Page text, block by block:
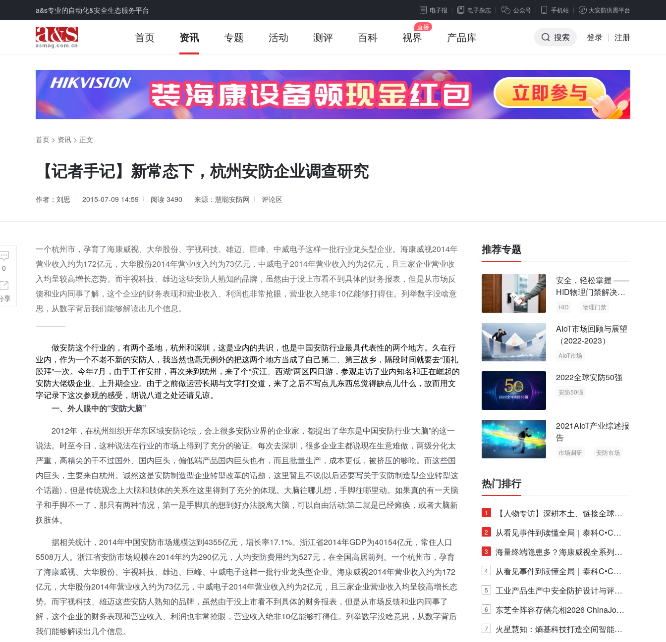
a&s专业的自动化&安全生态服务平台 电子报 电子杂志 公众号 手机站 大安防供需平台
首页 资讯 专题 活动 测评 百科 视界 产品库 搜索 登录 | 注册
首页 > 资讯 > 正文
【记者手记】新常态下，杭州安防企业调查研究
作者：刘思 2015-07-09 14:59 阅读 3490 来源：慧聪安防网 评论区
一个杭州市，孕育了海康威视、大华股份、宇视科技、雄迈、巨峰、中威电子这样一批行业龙头型企业。海康威视2014年
营业收入约为172亿元，大华股份2014年营业收入约为73亿元，中威电子2014年营业收入约为2亿元，且三家企业营业收
入均呈较高增长态势。而宇视科技、雄迈这些安防人熟知的品牌，虽然由于没上市看不到具体的财务报表，但是从市场反
馈和业内同事了解，这个企业的财务表现和营业收入、利润也非常抢眼，营业收入绝非10亿能够打得住。列举数字没啥意
思，从数字背后我们能够解读出几个信息。
做安防这个行业的，有两个圣地，杭州和深圳，这是业内的共识，也是中国安防行业最具代表性的两个地方。久在行
业内，作为一个不老不新的安防人，我当然也毫无例外的把这两个地方当成了自己第二、第三故乡，隔段时间就要去“顶礼
膜拜”一次。今年7月，由于工作安排，再次来到杭州，来了个“滨江、西湖”两区四日游，参观走访了业内知名和正在崛起的
安防大佬级企业、上升期企业。由于之前做运营长期与文字打交道，来了之后不写点儿东西总觉得缺点儿什么，故而用文
字记录下这次参观的感受，胡说八道之处还请见谅。
一、外人眼中的“安防大脑”
2012年，在杭州组织开华东区域安防论坛，会上很多安防业界的企业家，都提出了华东是中国安防行业“大脑”的这一
说法。时至今日，这种说法在行业的市场上得到了充分的验证。每次去深圳，很多企业主都说现在生意难做，两级分化太
严重，高精尖的干不过国外、国内巨头，偏低端产品国内巨头也有，而且批量生产，成本更低，被挤压的够呛。而这些国
内巨头，主要来自杭州。诚然这是安防制造型企业转型改革的话题，这里暂且不说(以后还要写关于安防制造型企业转型这
个话题)，但是传统观念上大脑和肢体的关系在这里得到了充分的体现。大脑往哪儿想，手脚往哪里动。如果真的有一天脑
子和手脚不一了，那只有两种情况，第一是手脚真的想到好办法脱离大脑，可以自由活动;第二就是已经瘫痪，或者大脑新
换肢体。
据相关统计，2014年中国安防市场规模达到4355亿元，增长率17.1%。浙江省2014年GDP为40154亿元，常住人口
5508万人。浙江省安防市场规模在2014年约为290亿元，人均安防费用约为527元，在全国高居前列。一个杭州市，孕育
了海康威视、大华股份、宇视科技、雄迈、巨峰、中威电子这样一批行业龙头型企业。海康威视2014年营业收入约为172
亿元，大华股份2014年营业收入约为73亿元，中威电子2014年营业收入约为2亿元，且三家企业营业收入均呈较高增长态
势。而宇视科技、雄迈这些安防人熟知的品牌，虽然由于没上市看不到具体的财务报表，但是从市场反馈和业内同事了
解，这个企业的财务表现和营业收入、利润也非常抢眼，营业收入绝非10亿能够打得住。列举数字没啥意思，从数字背后
我们能够解读出几个信息。
0
享
推荐专题
安全，轻松掌握 ——
HID物理门禁解决方
案，启动智慧安全新
HID 物理门禁
AIoT市场回顾与展望
（2022-2023）
AIoT市场
2022全球安防50强
安防50强
2021AIoT产业综述报
告
市场调研
安防市场
热门排行
1
【人物专访】深耕本土、链接全球：
泰科安防设备张宁解码中国安防出海
新范式
2
从看见事件到读懂全局｜泰科C•CUR
E IQ 3.20开启安防运营智能新时代
3
海量终端隐患多？海康威视全系列物
联安全产品，四层守护更放心！
4
从看见事件到读懂全局｜泰科C•CUR
E IQ 3.20开启安防运营智能新时代
5
工业产品生产中安全防护设计与评估
的实践与探讨
6
东芝全阵容存储亮相2026 ChinaJo
y，以海量数据底座赋能“与AI同游”新
7
火星慧知：熵基科技打造空间智能时